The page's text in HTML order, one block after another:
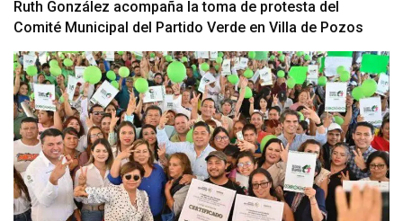
Ruth González acompaña la toma de protesta del
Comité Municipal del Partido Verde en Villa de Pozos